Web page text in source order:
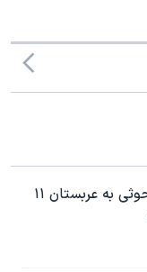
حمله شورشیان حوثی به عربستان ۱۱